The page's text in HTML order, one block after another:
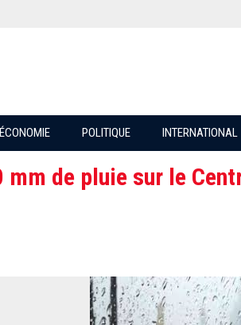
ÉCONOMIE POLITIQUE INTERNATIONAL
mm de pluie sur le